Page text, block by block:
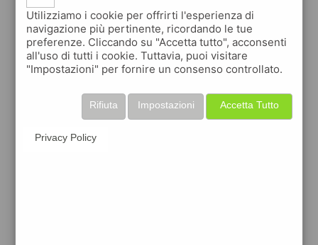
Utilizziamo i cookie per offrirti l'esperienza di
navigazione più pertinente, ricordando le tue
preferenze. Cliccando su "Accetta tutto", acconsenti
all'uso di tutti i cookie. Tuttavia, puoi visitare
"Impostazioni" per fornire un consenso controllato.
Accetta Tutto
Impostazioni
Rifiuta
Privacy Policy